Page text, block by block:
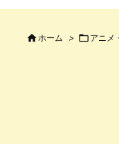
 ホーム >  アニメ